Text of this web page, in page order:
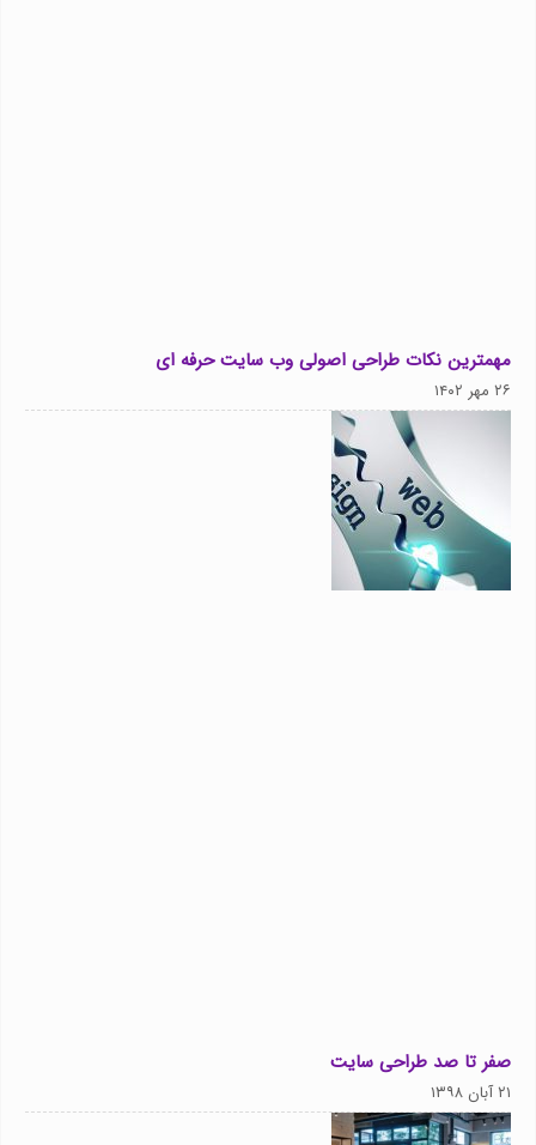
مهمترین نکات طراحی اصولی وب سایت حرفه ای
۲۶ مهر ۱۴۰۲
صفر تا صد طراحی سایت
۲۱ آبان ۱۳۹۸